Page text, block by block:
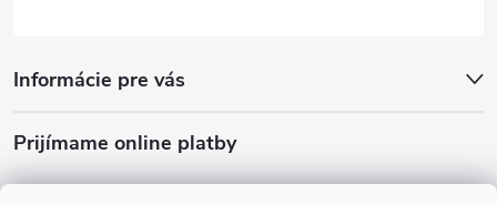
Informácie pre vás
Prijímame online platby